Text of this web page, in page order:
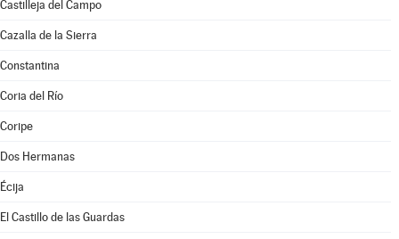
Castilleja del Campo
Cazalla de la Sierra
Constantina
Coria del Río
Coripe
Dos Hermanas
Écija
El Castillo de las Guardas